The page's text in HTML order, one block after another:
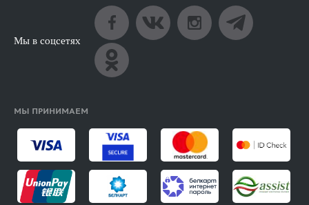
Мы в соцсетях
МЫ ПРИНИМАЕМ